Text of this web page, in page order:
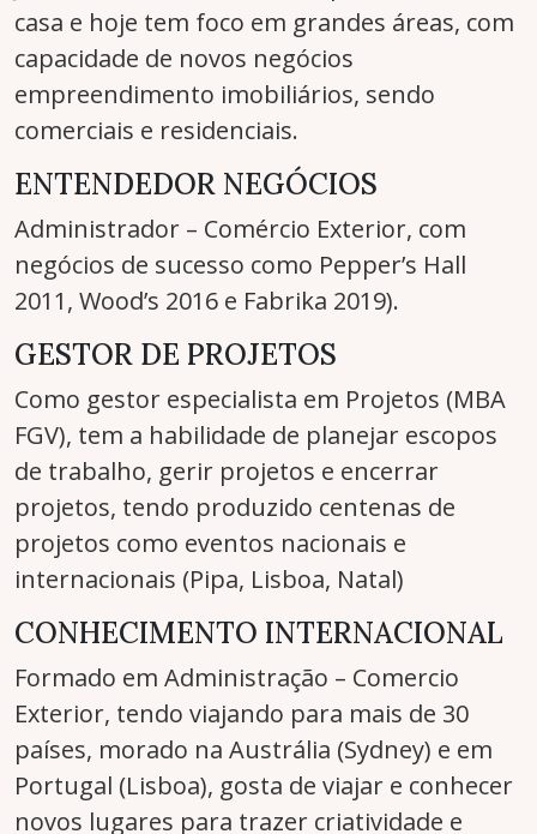
casa e hoje tem foco em grandes áreas, com
capacidade de novos negócios
empreendimento imobiliários, sendo
comerciais e residenciais.
ENTENDEDOR NEGÓCIOS
Administrador – Comércio Exterior, com
negócios de sucesso como Pepper’s Hall
2011, Wood’s 2016 e Fabrika 2019).
GESTOR DE PROJETOS
Como gestor especialista em Projetos (MBA
FGV), tem a habilidade de planejar escopos
de trabalho, gerir projetos e encerrar
projetos, tendo produzido centenas de
projetos como eventos nacionais e
internacionais (Pipa, Lisboa, Natal)
CONHECIMENTO INTERNACIONAL
Formado em Administração – Comercio
Exterior, tendo viajando para mais de 30
países, morado na Austrália (Sydney) e em
Portugal (Lisboa), gosta de viajar e conhecer
novos lugares para trazer criatividade e